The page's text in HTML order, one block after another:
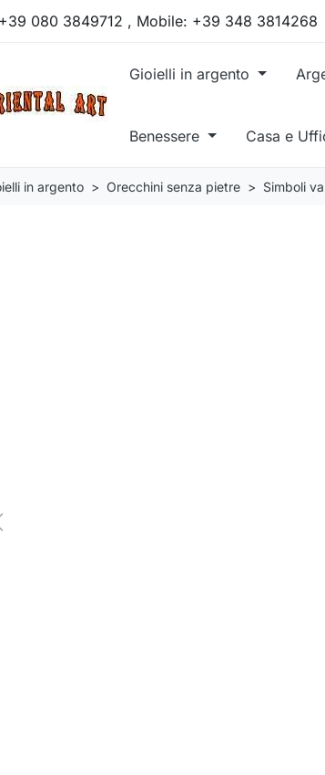
+39 080 3849712 , Mobile: +39 348 3814268
Gioielli in argento
Benessere Casa e
in argento Orecchini senza pietre Simboli